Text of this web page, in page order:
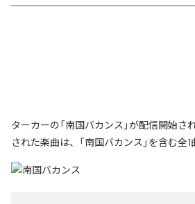
ターカーの「南国バカンス」が配信開始さ
された楽曲は、「南国バカンス」を含む全1